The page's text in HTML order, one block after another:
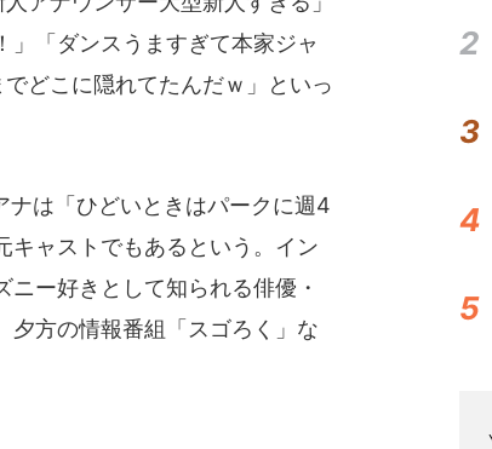
」「ダンスうますぎて本家ジャ
どこに隠れてたんだｗ」といっ
は「ひどいときはパークに週4
キャストでもあるという。イン
ー好きとして知られる俳優・
夕方の情報番組「スゴろく」な